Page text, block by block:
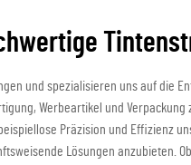
und spezialisieren uns auf
Werbeartikel und
Präzision und Effizienz
Lösungen anzubieten.